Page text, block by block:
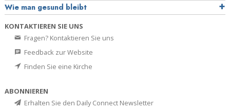
Wie man gesund bleibt
KONTAKTIEREN SIE UNS
Fragen? Kontaktieren Sie uns
Feedback zur Website
Finden Sie eine Kirche
ABONNIEREN
Erhalten Sie den Daily Connect Newsletter